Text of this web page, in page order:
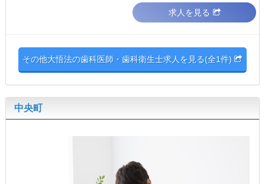
求人を見る
その他大悟法の歯科医師・歯科衛生士求人を見る(全1件)
中央町